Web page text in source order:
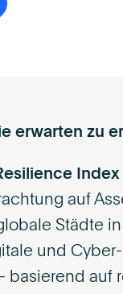
erwarten zu
Index
auf
Städte
und
basierend auf